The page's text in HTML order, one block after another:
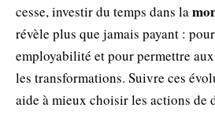
cesse, investir du temps dans la
révèle plus que jamais payant :
employabilité et pour permettre
les transformations. Suivre ces
aide à mieux choisir les actions de